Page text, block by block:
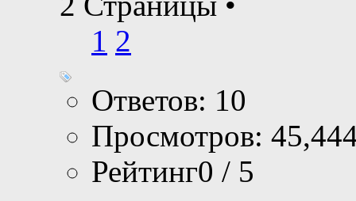
1 2
Ответов: 10
Просмотров:
Рейтинг0 / 5